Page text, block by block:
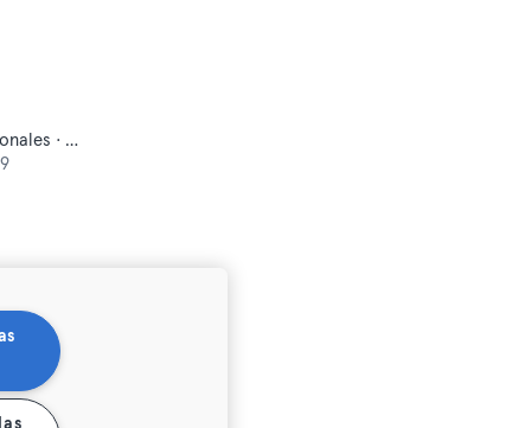
Artes marciales asiáticas tradicionales · Danza · Fitness · Qi Gong y Tai Chi · Tiro con arco · Yoga